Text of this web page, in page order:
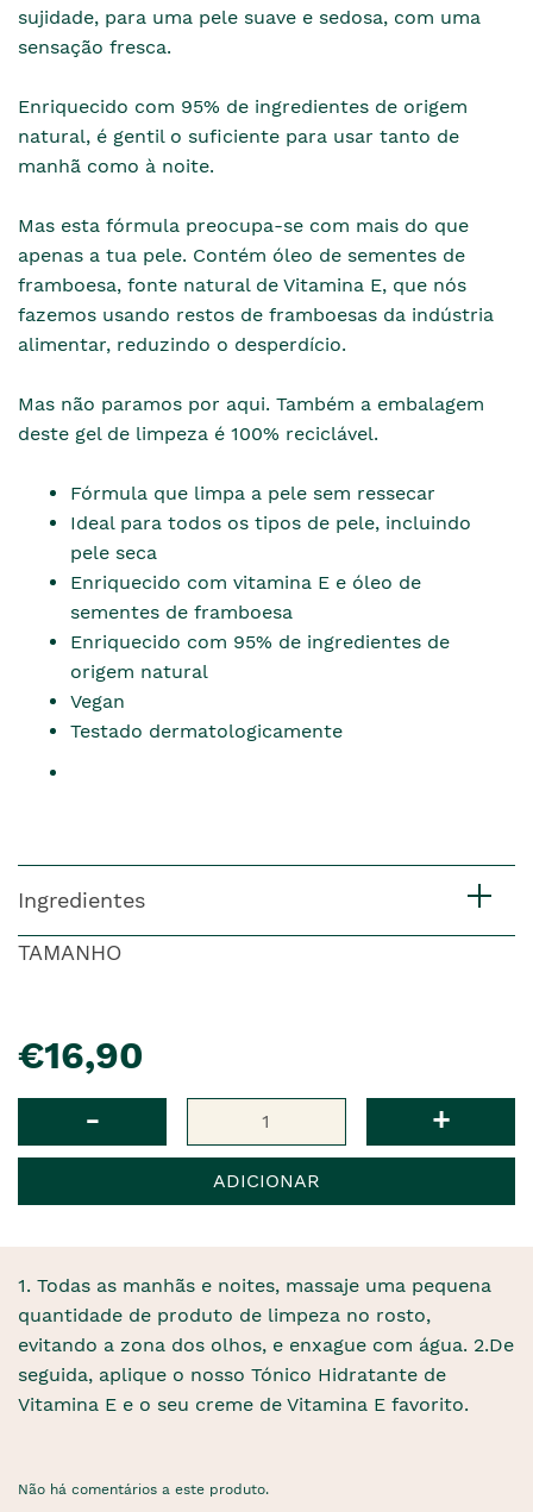
sujidade, para uma pele suave e sedosa, com uma
sensação fresca.
Enriquecido com 95% de ingredientes de origem
natural, é gentil o suficiente para usar tanto de
manhã como à noite.
Mas esta fórmula preocupa-se com mais do que
apenas a tua pele. Contém óleo de sementes de
framboesa, fonte natural de Vitamina E, que nós
fazemos usando restos de framboesas da indústria
alimentar, reduzindo o desperdício.
Mas não paramos por aqui. Também a embalagem
deste gel de limpeza é 100% reciclável.
Fórmula que limpa a pele sem ressecar
Ideal para todos os tipos de pele, incluindo
pele seca
Enriquecido com vitamina E e óleo de
sementes de framboesa
Enriquecido com 95% de ingredientes de
origem natural
Vegan
Testado dermatologicamente
Ingredientes
TAMANHO
€16,90
- +
ADICIONAR
1. Todas as manhãs e noites, massaje uma pequena
quantidade de produto de limpeza no rosto,
evitando a zona dos olhos, e enxague com água. 2.De
seguida, aplique o nosso Tónico Hidratante de
Vitamina E e o seu creme de Vitamina E favorito.
Não há comentários a este produto.